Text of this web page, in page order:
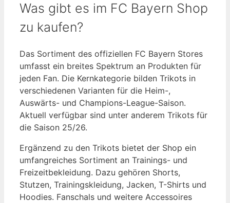
Was gibt es im FC Bayern Shop
zu kaufen?
Das Sortiment des offiziellen FC Bayern Stores
umfasst ein breites Spektrum an Produkten für
jeden Fan. Die Kernkategorie bilden Trikots in
verschiedenen Varianten für die Heim-,
Auswärts- und Champions-League-Saison.
Aktuell verfügbar sind unter anderem Trikots für
die Saison 25/26.
Ergänzend zu den Trikots bietet der Shop ein
umfangreiches Sortiment an Trainings- und
Freizeitbekleidung. Dazu gehören Shorts,
Stutzen, Trainingskleidung, Jacken, T-Shirts und
Hoodies. Fanschals und weitere Accessoires